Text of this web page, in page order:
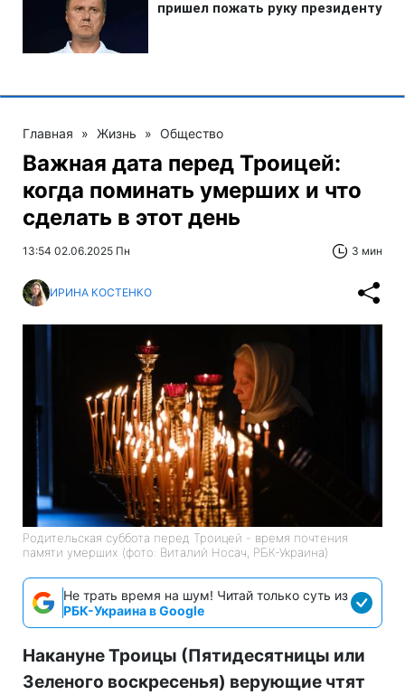
Главная » Жизнь » Общество
Важная дата перед Троицей:
когда поминать умерших и что
сделать в этот день
13:54 02.06.2025 Пн 3 мин
ИРИНА КОСТЕНКО
Родительская суббота перед Троицей - время почтения
памяти умерших (фото: Виталий Носач, РБК-Украина)
Не трать время на шум! Читай только суть из
РБК-Украина в Google
Накануне Троицы (Пятидесятницы или
Зеленого воскресенья) верующие чтят